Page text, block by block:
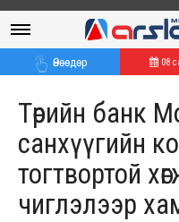
Өнөөдөр 08
Төрийн банк
санхүүгийн
тогтвортой
чиглэлээр